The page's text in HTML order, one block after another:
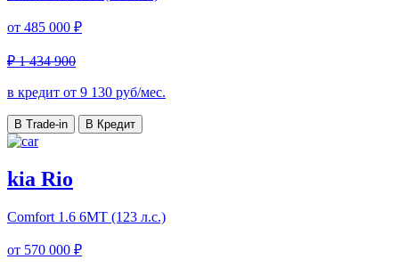
от 485 000 ₽
₽ 1 434 900
в кредит от 9 130 руб/мес.
В Trade-in В Кредит
kia Rio
Comfort 1.6 6МТ (123 л.с.)
от 570 000 ₽